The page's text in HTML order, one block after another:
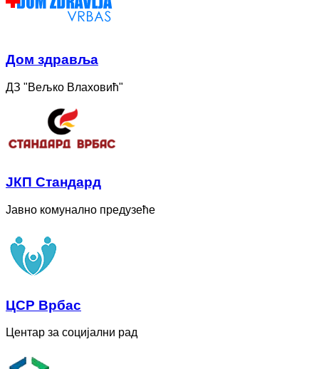
Дом здравља
ДЗ "Вељко Влаховић"
ЈКП Стандард
Јавно комунално предузеће
ЦСР Врбас
Центар за социјални рад